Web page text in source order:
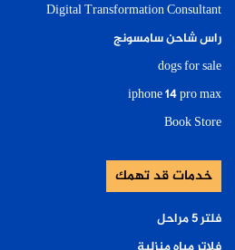
Digital Transformation Consultant
راس شاحن سامسونج
dogs for sale
iphone 14 pro max
Book Store
خدمات قد تهمك
فلتر ٥ مراحل